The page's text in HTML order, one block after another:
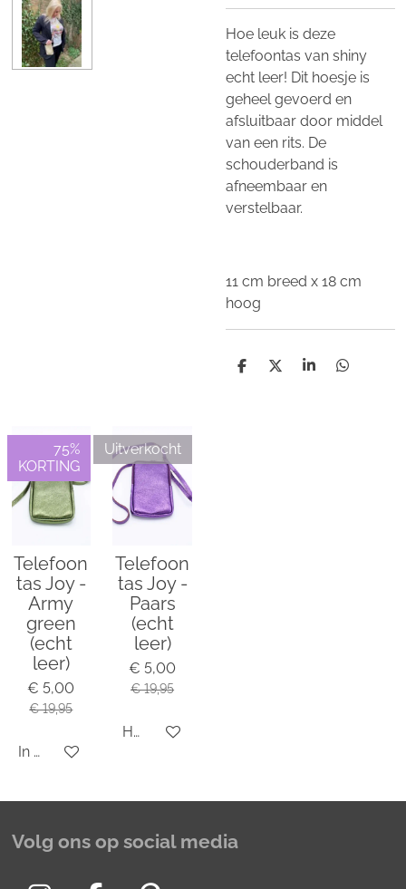
Hoe leuk is deze
telefoontas van shiny
echt leer! Dit hoesje is
geheel gevoerd en
afsluitbaar door middel
van een rits. De
schouderband is
afneembaar en
verstelbaar.
11 cm breed x 18 cm
hoog
D
D
S
D
75%
KORTING
Telefoon
tas Joy -
Army
green
(echt
leer)
€ 5,00
€ 19,95
In winkelwagen
Uitverkocht
Telefoon
tas Joy -
Paars
(echt
leer)
€ 5,00
€ 19,95
Houd mij op de hoogte
Volg ons op social media